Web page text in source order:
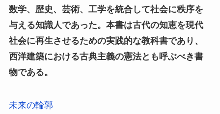
数学、歴史、芸術、工学を統合して社会に秩序を
与える知識人であった。本書は古代の知恵を現代
社会に再生させるための実践的な教科書であり、
西洋建築における古典主義の憲法とも呼ぶべき書
物である。
未来の輪郭